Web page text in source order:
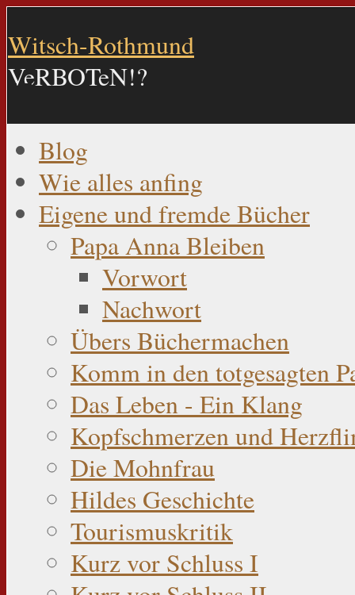
Witsch-Rothmund
VeRBOTeN!?
Blog
Wie alles anfing
Eigene und fremde Bücher
Papa Anna Bleiben
Vorwort
Nachwort
Übers Büchermachen
Komm in den totgesagten
Das Leben - Ein Klang
Kopfschmerzen und
Die Mohnfrau
Hildes Geschichte
Tourismuskritik
Kurz vor Schluss I